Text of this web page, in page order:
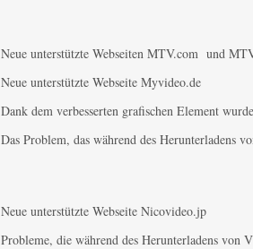
Neue unterstützte Webseiten MTV.com und
Neue unterstützte Webseite Myvideo.de
Dank dem verbesserten grafischen Element
Das Problem, das während des Herunterladens
Neue unterstützte Webseite Nicovideo.jp
Probleme, die während des Herunterladens